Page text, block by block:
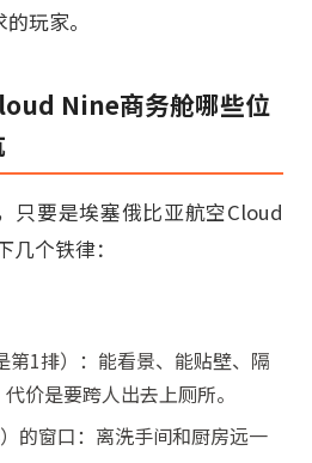
玩家。
Nine商务舱哪些位
只要是埃塞俄比亚航空Cloud
个铁律：
第1排）：能看景、能贴壁、隔
价是要跨人出去上厕所。
的窗口：离洗手间和厨房远一